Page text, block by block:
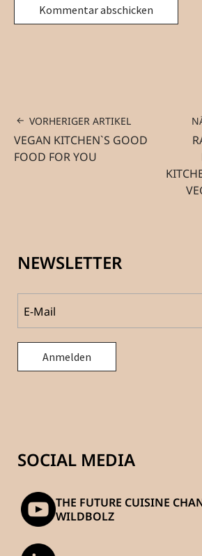
VORHERIGER ARTIKEL
VEGAN KITCHEN`S GOOD
FOOD FOR YOU
NEWSLETTER
SOCIAL MEDIA
THE FUTURE CUISINE
WILDBOLZ